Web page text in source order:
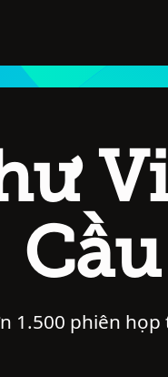
Cầu
1.500 phiên